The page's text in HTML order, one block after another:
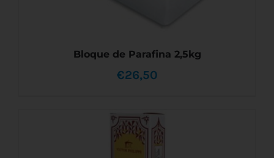
AÑADIR AL CARRITO
Bloque de Parafina 2,5kg
€26,50